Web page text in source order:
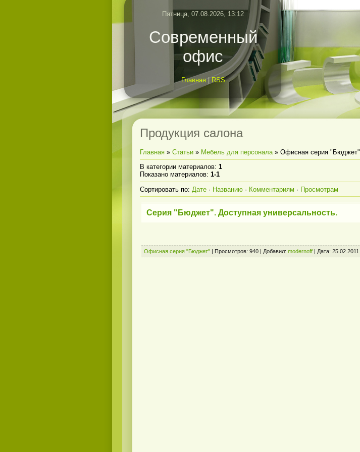
Пятница, 07.08.2026, 13:12
Современный
офис
Главная|RSS
Продукция салона
Главная » Статьи » Мебель для персонала» Офисная серия "Бюджет"
В категории материалов: 1
Показано материалов: 1-1
Сортировать по: Дате · Названию · Комментариям · Просмотрам
Серия "Бюджет". Доступная универсальность.
Офисная серия "Бюджет" | Просмотров: 940 | Добавил: modernoff | Дата: 25.02.2011